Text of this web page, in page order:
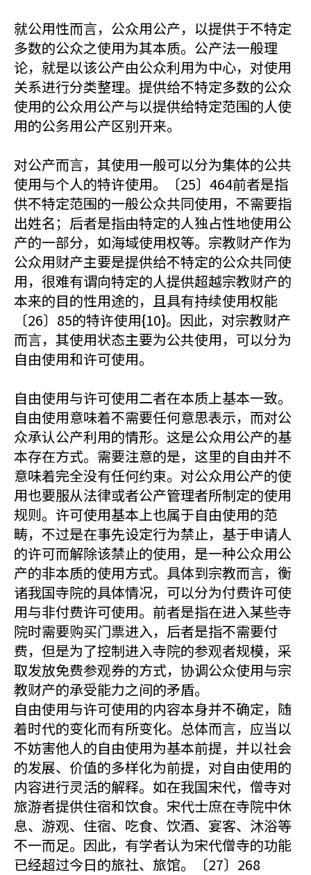
就公用性而言，公众用公产，以提供于不特定
多数的公众之使用为其本质。公产法一般理
论，就是以该公产由公众利用为中心，对使用
关系进行分类整理。提供给不特定多数的公众
使用的公众用公产与以提供给特定范围的人使
用的公务用公产区别开来。
对公产而言，其使用一般可以分为集体的公共
使用与个人的特许使用。〔25〕464前者是指
供不特定范围的一般公众共同使用，不需要指
出姓名；后者是指由特定的人独占性地使用公
产的一部分，如海域使用权等。宗教财产作为
公众用财产主要是提供给不特定的公众共同使
用，很难有谓向特定的人提供超越宗教财产的
本来的目的性用途的，且具有持续使用权能
〔26〕85的特许使用{10}。因此，对宗教财产
而言，其使用状态主要为公共使用，可以分为
自由使用和许可使用。
自由使用与许可使用二者在本质上基本一致。
自由使用意味着不需要任何意思表示，而对公
众承认公产利用的情形。这是公众用公产的基
本存在方式。需要注意的是，这里的自由并不
意味着完全没有任何约束。对公众用公产的使
用也要服从法律或者公产管理者所制定的使用
规则。许可使用基本上也属于自由使用的范
畴，不过是在事先设定行为禁止，基于申请人
的许可而解除该禁止的使用，是一种公众用公
产的非本质的使用方式。具体到宗教而言，衡
诸我国寺院的具体情况，可以分为付费许可使
用与非付费许可使用。前者是指在进入某些寺
院时需要购买门票进入，后者是指不需要付
费，但是为了控制进入寺院的参观者规模，采
取发放免费参观券的方式，协调公众使用与宗
教财产的承受能力之间的矛盾。
自由使用与许可使用的内容本身并不确定，随
着时代的变化而有所变化。总体而言，应当以
不妨害他人的自由使用为基本前提，并以社会
的发展、价值的多样化为前提，对自由使用的
内容进行灵活的解释。如在我国宋代，僧寺对
旅游者提供住宿和饮食。宋代士庶在寺院中休
息、游观、住宿、吃食、饮酒、宴客、沐浴等
不一而足。因此，有学者认为宋代僧寺的功能
已经超过今日的旅社、旅馆。〔27〕268